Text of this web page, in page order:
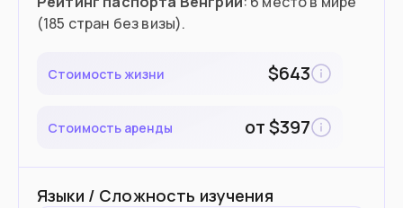
(185 стран без визы).
Стоимость жизни $643
Стоимость аренды от$397
Языки / Сложность изучения